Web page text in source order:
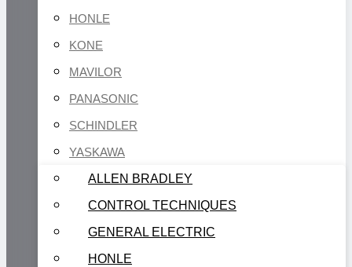
HONLE
KONE
MAVILOR
PANASONIC
SCHINDLER
YASKAWA
ALLEN BRADLEY
CONTROL TECHNIQUES
GENERAL ELECTRIC
HONLE